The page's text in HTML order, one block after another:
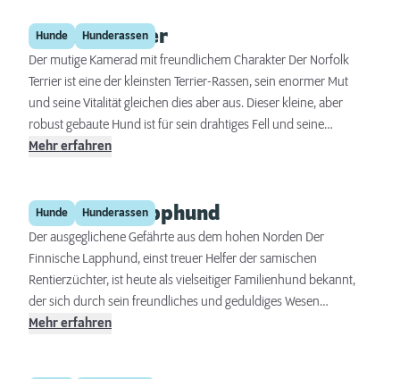
sind. Eine konsequente Erziehung und ausreichend Bewegung
sind wichtig, um diesen energiegeladenen Hund zufrieden und
ausgeglichen zu machen.
Hunde Hunderassen
Norfolk Terrier
Der mutige Kamerad mit freundlichem Charakter Der Norfolk
Terrier ist eine der kleinsten Terrier-Rassen, sein enormer Mut
und seine Vitalität gleichen dies aber aus. Dieser kleine, aber
robust gebaute Hund ist für sein drahtiges Fell und seine
lebhaften Augen bekannt. Er ist anpassungsfähig, sehr aktiv und
Herausforderungen, was ihn zu einem perfekten Begleiter für
aktive Einzelpersonen oder Familien macht.
Mehr erfahren
Hunde Hunderassen
Finnischer Lapphund
Der ausgeglichene Gefährte aus dem hohen Norden Der
Finnische Lapphund, einst treuer Helfer der samischen
Rentierzüchter, ist heute als vielseitiger Familienhund bekannt,
der sich durch sein freundliches und geduldiges Wesen
auszeichnet. Mit seinem dichten, wetterfesten Fell und den
Mehr erfahren